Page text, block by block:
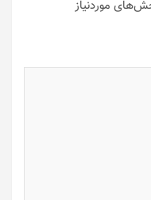
موردنیاز